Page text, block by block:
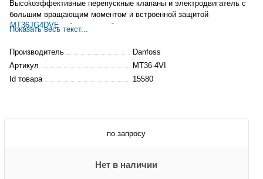
Высокоэффективные перепускные клапаны и электродвигатель с
большим вращающим моментом и встроенной защитой
гарантируют стабильную работу на протяжении всего срока
Снижена опасность гидроудара за счёт
объема
Высокий коэффициент сжатия (до 1:12)
Пригоден для установки в централи, поставляется со смотровым
Показать весь текст...
Производитель
Danfoss
Артикул
MT36-4VI
Id товара
15580
по запросу
Нет в наличии